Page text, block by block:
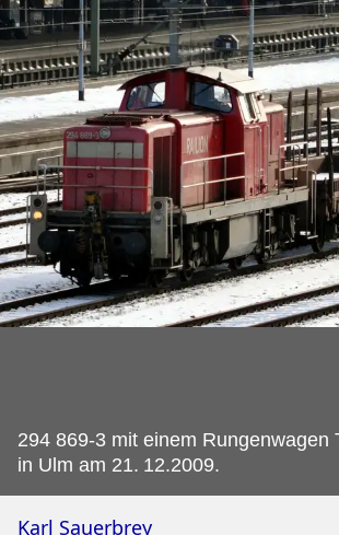
294 869-3 mit einem Rungenwagen
in Ulm am 21. 12.2009.
Karl Sauerbrey